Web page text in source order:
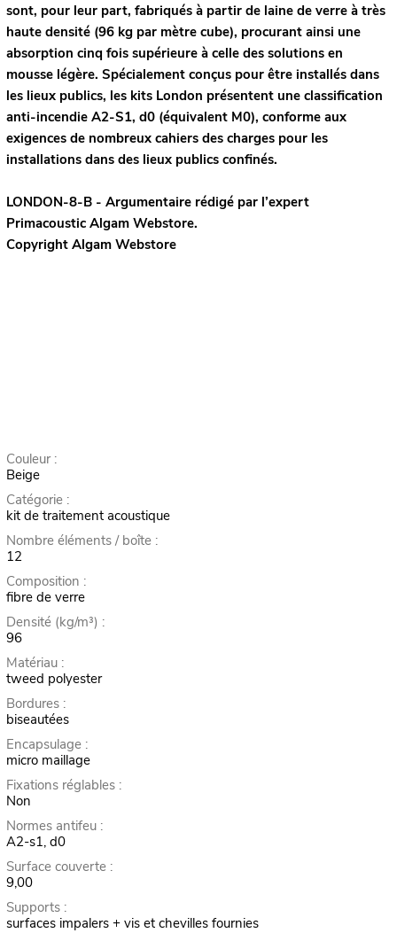
sont, pour leur part, fabriqués à partir de laine de verre à très
haute densité (96 kg par mètre cube), procurant ainsi une
absorption cinq fois supérieure à celle des solutions en
mousse légère. Spécialement conçus pour être installés dans
les lieux publics, les kits London présentent une classification
anti-incendie A2-S1, d0 (équivalent M0), conforme aux
exigences de nombreux cahiers des charges pour les
installations dans des lieux publics confinés.
LONDON-8-B - Argumentaire rédigé par l’expert
PrimacousticAlgam Webstore.
Copyright Algam Webstore
Couleur :
Beige
Catégorie :
kit de traitement acoustique
Nombre éléments / boîte :
12
Composition :
fibre de verre
Densité (kg/m³) :
96
Matériau :
tweed polyester
Bordures :
biseautées
Encapsulage :
micro maillage
Fixations réglables :
Non
Normes antifeu :
A2-s1, d0
Surface couverte :
9,00
Supports :
surfaces impalers + vis et chevilles fournies